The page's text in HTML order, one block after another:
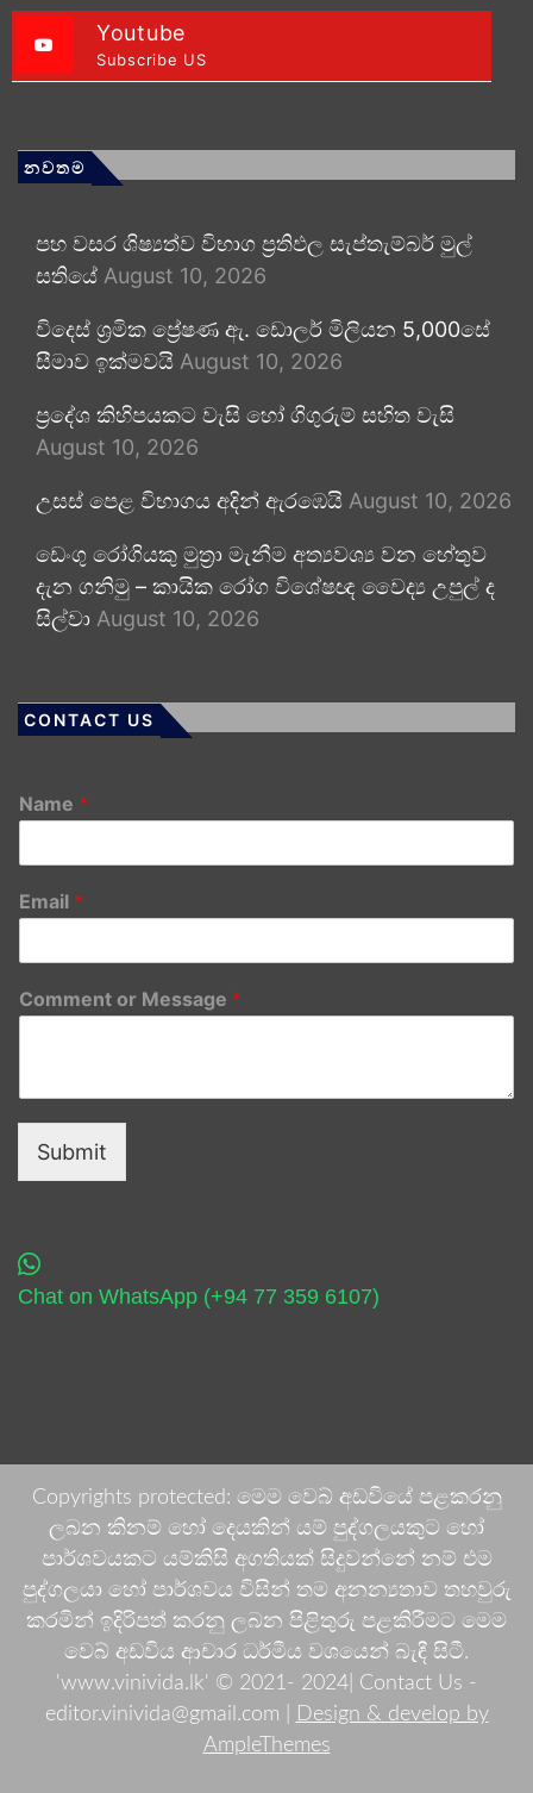
Youtube
Subscribe US
නවතම
පහ වසර ශිෂ්‍යත්ව විභාග ප්‍රතිඵල සැප්තැම්බර් මුල්
සතියේ August 10, 2026
විදෙස් ශ්‍රමික ප්‍රේෂණ ඇ. ඩොලර් මිලියන 5,000සේ
සීමාව ඉක්මවයි August 10, 2026
ප්‍රදේශ කිහිපයකට වැසි හෝ ගිගුරුම් සහිත වැසි
August 10, 2026
උසස් පෙළ විභාගය අදින් ඇරඹෙයි August 10, 2026
ඩෙංගු රෝගියකු ⁣මුත්‍රා මැනීම අත්‍යවශ්‍ය වන හේතුව
දැන ගනිමු – කායික රෝග විශේෂඥ වෛද්‍ය උපුල් ද
සිල්වා August 10, 2026
CONTACT US
Name *
Email *
Comment or Message *
Submit
Chat on WhatsApp (+94 77 359 6107)
Copyrights protected: මෙම වෙබ් අඩවියේ පළකරනු
ලබන කිනම් හෝ දෙයකින් යම් පුද්ගලයකුට හෝ
පාර්ශවයකට යම්කිසි අගතියක් සිදුවන්නේ නම් එම
පුද්ගලයා හෝ පාර්ශවය විසින් තම අනන්‍යතාව තහවුරු
කරමින් ඉදිරිපත් කරනු ලබන පිළිතුරු පළකිරීමට මෙම
වෙබ් අඩවිය ආචාර ධර්මීය වශයෙන් බැඳී සිටී.
'www.vinivida.lk' © 2021- 2024| Contact Us -
editor.vinivida@gmail.com |
Design & develop by
AmpleThemes